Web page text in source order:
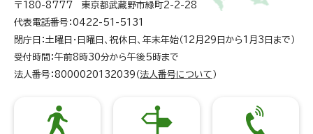
〒180-8777 東京都武蔵野市緑町2-2-28
代表電話番号：0422-51-5131
閉庁日：土曜日・日曜日、祝休日、年末年始（12月29日から1月3日まで）
受付時間：午前8時30分から午後5時まで
法人番号：8000020132039（ 法人番号について ）